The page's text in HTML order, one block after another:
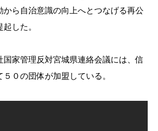
から自治意識の向上へとつなげる再公
した。
国家管理反対宮城県連絡会議には、信
０の団体が加盟している。